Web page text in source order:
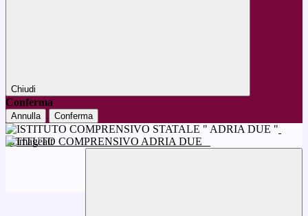
Chiudi
Conferma
Annulla Conferma
ISTITUTO COMPRENSIVO ADRIA DUE